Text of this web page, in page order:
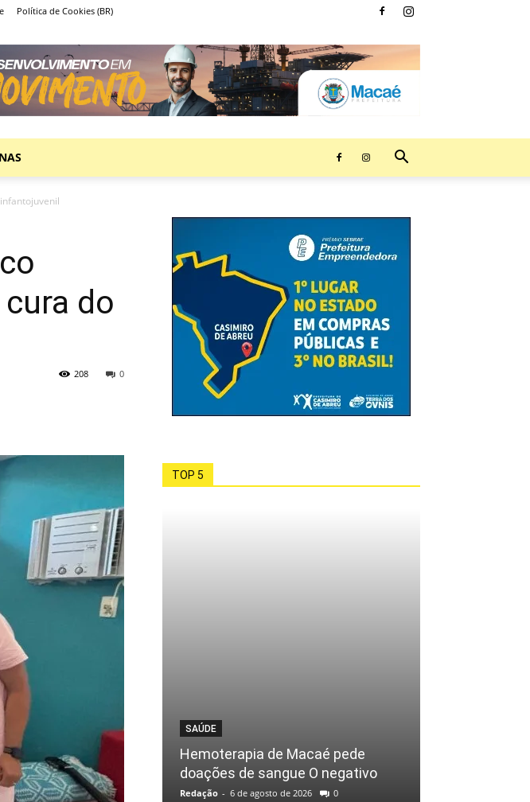
Política de Cookies (BR)
do
0
208
TOP 5
SAÚDE
Hemoterapia de Macaé pede
doações de sangue O negativo
Redação - 6 de agosto de 2026 0